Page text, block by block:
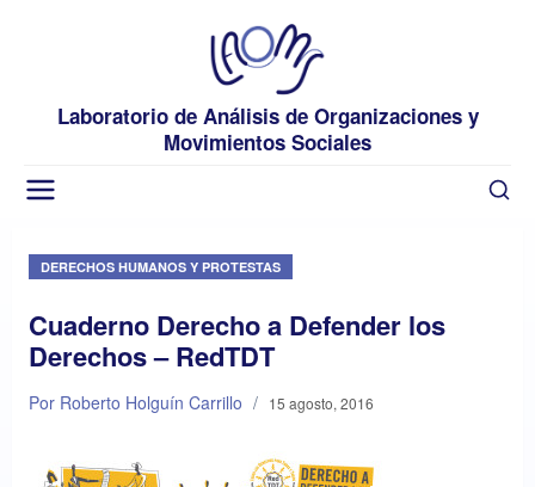
Laboratorio de Análisis de Organizaciones y
Movimientos Sociales
DERECHOS HUMANOS Y PROTESTAS
Cuaderno Derecho a Defender los
Derechos – RedTDT
Por Roberto Holguín Carrillo / 15 agosto, 2016